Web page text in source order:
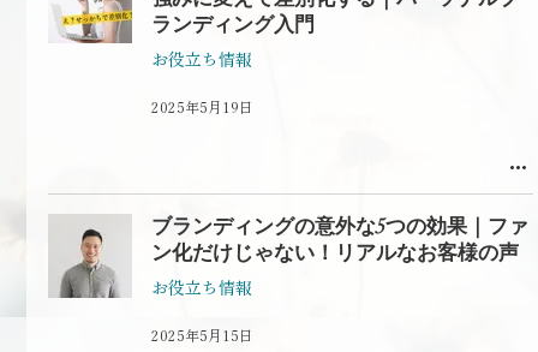
ランディング入門
お役立ち情報
2025年5月19日
ブランディングの意外な5つの効果｜ファ
ン化だけじゃない！リアルなお客様の声
お役立ち情報
2025年5月15日